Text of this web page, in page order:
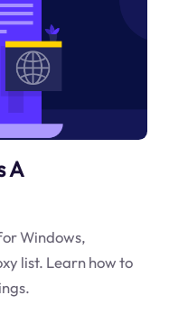
A
Windows,
list. Learn how to